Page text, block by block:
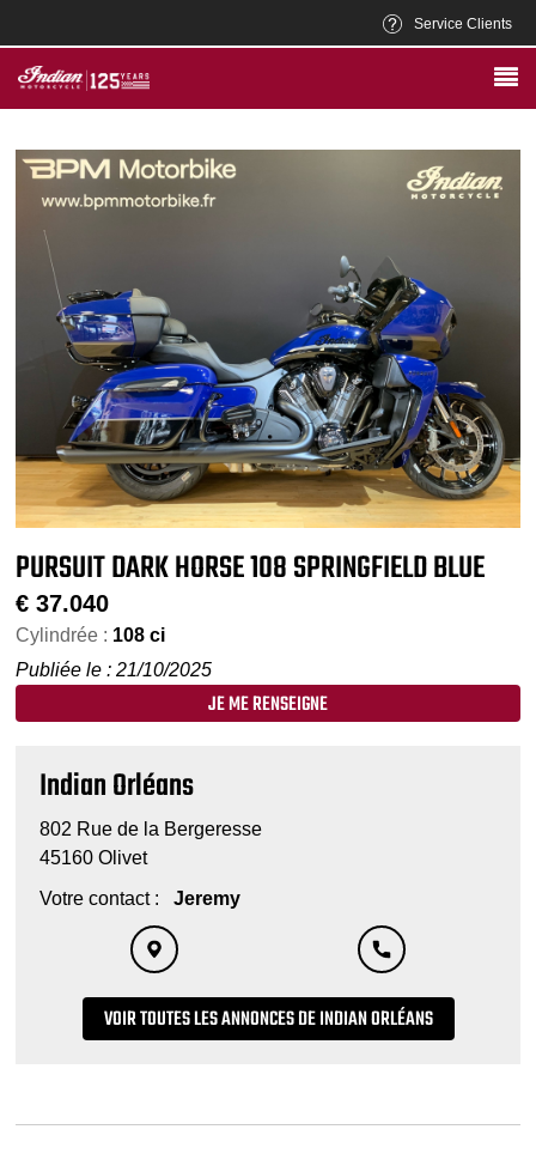
Service Clients
PURSUIT DARK HORSE 108 SPRINGFIELD BLUE
€37.040
Cylindrée : 108 ci
Publiée le : 21/10/2025
JE ME RENSEIGNE
Indian Orléans
802 Rue de la Bergeresse
45160 Olivet
Votre contact :
Jeremy
VOIR TOUTES LES ANNONCES DE INDIAN ORLÉANS